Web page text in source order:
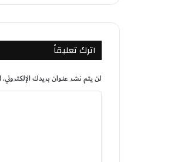
اترك تعليقاً
لن يتم نشر عنوان بريدك الإلكتروني.